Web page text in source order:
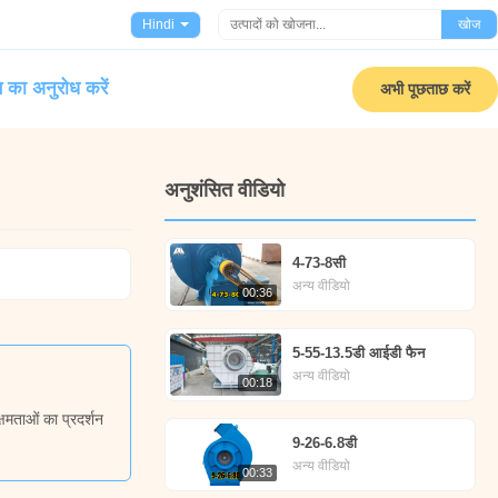
Hindi खोज
का अनुरोध करें अभी पूछताछ करें
का प्रदर्शन
अनुशंसित वीडियो
00:36
4-73-8सी
अन्य वीडियो
00:18
5-55-13.5डी आईडी फैन
अन्य वीडियो
00:33
9-26-6.8डी
अन्य वीडियो